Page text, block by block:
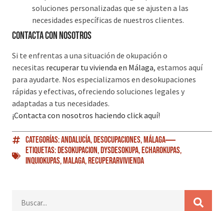
soluciones personalizadas que se ajusten a las
necesidades específicas de nuestros clientes.
Contacta con nosotros
Si te enfrentas a una situación de okupación o
necesitas recuperar tu vivienda en Málaga, estamos aquí
para ayudarte. Nos especializamos en desokupaciones
rápidas y efectivas, ofreciendo soluciones legales y
adaptadas a tus necesidades.
¡Contacta con nosotros haciendo click aquí!
Categorías:Andalucía,Desocupaciones,Málaga
Etiquetas:Desokupacion,DySDesokupa,EcharOkupas,
Inquiokupas,Malaga,RecuperarVivienda